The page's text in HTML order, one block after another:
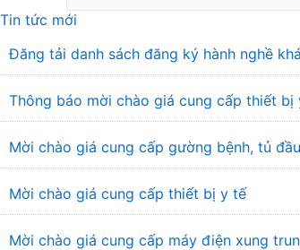
Tin tức mới
Đăng tải danh sách đăng ký hành nghề
Thông báo mời chào giá cung cấp thiết bị
Mời chào giá cung cấp gường bệnh, tủ
Mời chào giá cung cấp thiết bị y tế
Mời chào giá cung cấp máy điện xung